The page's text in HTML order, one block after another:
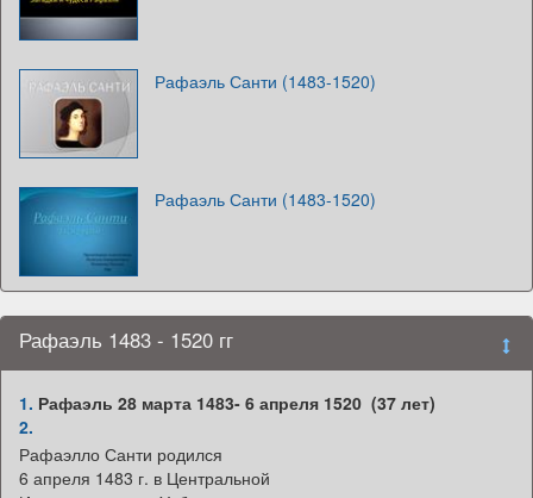
Рафаэль Санти (1483-1520)
Рафаэль Санти (1483-1520)
Рафаэль 1483 - 1520 гг
1. Рафаэль 28 марта 1483- 6 апреля 1520 (37 лет)
2.
Рафаэлло Санти родился
6 апреля 1483 г. в Центральной